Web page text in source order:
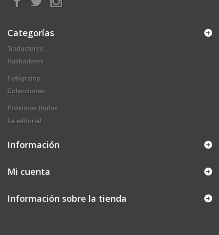
Categorías
Traductores
Ilustradores
Fotógrafos
Colecciones
Próximos títulos
La editorial
Información
Mi cuenta
Información sobre la tienda